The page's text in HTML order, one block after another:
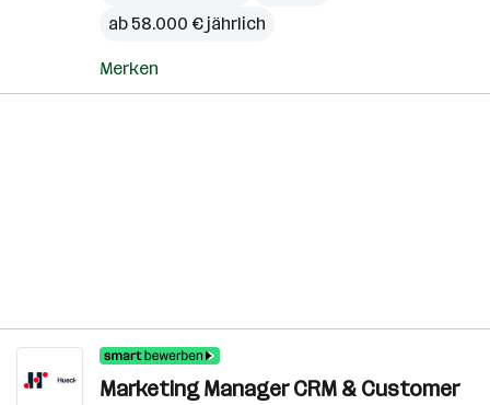
ab 58.000 € jährlich
Merken
Marketing Manager CRM & Customer